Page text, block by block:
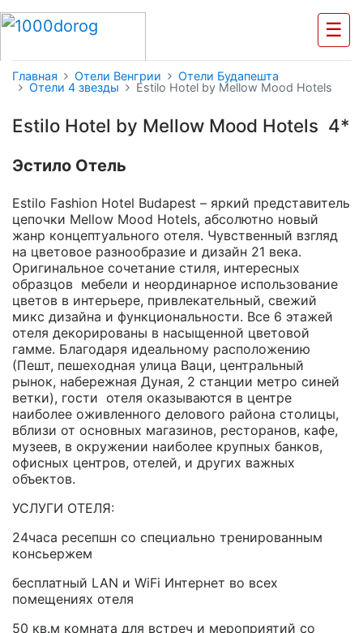
☰
Главная Отели Венгрии
Отели Будапешта
Отели 4 звезды
Estilo Hotel by Mellow Mood Hotels
Estilo Hotel by Mellow Mood Hotels 4*
Эстило Отель
Estilo Fashion Hotel Budapest – яркий представитель
цепочки Mellow Mood Hotels, абсолютно новый
жанр концептуального отеля. Чувственный взгляд
на цветовое разнообразие и дизайн 21 века.
Оригинальное сочетание стиля, интересных
образцов мебели и неординарное использование
цветов в интерьере, привлекательный, свежий
микс дизайна и функциональности. Все 6 этажей
отеля декорированы в насыщенной цветовой
гамме. Благодаря идеальному расположению
(Пешт, пешеходная улица Ваци, центральный
рынок, набережная Дуная, 2 станции метро синей
ветки), гости отеля оказываются в центре
наиболее оживленного делового района столицы,
вблизи от основных магазинов, ресторанов, кафе,
музеев, в окружении наиболее крупных банков,
офисных центров, отелей, и других важных
объектов.
УСЛУГИ ОТЕЛЯ:
24часа ресепшн со специально тренированным
консьержем
бесплатный LAN и WiFi Интернет во всех
помещениях отеля
50 кв.м комната для встреч и мероприятий со